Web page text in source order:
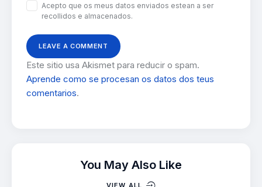
Acepto que os meus datos enviados estean a ser
recollidos e almacenados.
Este sitio usa Akismet para reducir o spam.
Aprende como se procesan os datos dos teus
comentarios.
You May Also Like